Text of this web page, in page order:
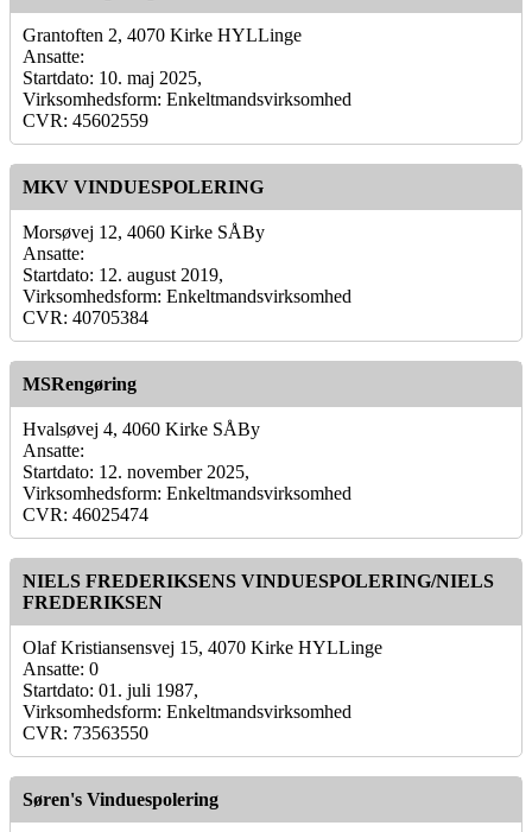
Grantoften 2, 4070 Kirke HYLLinge
Ansatte:
Startdato: 10. maj 2025,
Virksomhedsform: Enkeltmandsvirksomhed
CVR: 45602559
MKV VINDUESPOLERING
Morsøvej 12, 4060 Kirke SÅBy
Ansatte:
Startdato: 12. august 2019,
Virksomhedsform: Enkeltmandsvirksomhed
CVR: 40705384
MSRengøring
Hvalsøvej 4, 4060 Kirke SÅBy
Ansatte:
Startdato: 12. november 2025,
Virksomhedsform: Enkeltmandsvirksomhed
CVR: 46025474
NIELS FREDERIKSENS VINDUESPOLERING/NIELS
FREDERIKSEN
Olaf Kristiansensvej 15, 4070 Kirke HYLLinge
Ansatte: 0
Startdato: 01. juli 1987,
Virksomhedsform: Enkeltmandsvirksomhed
CVR: 73563550
Søren's Vinduespolering